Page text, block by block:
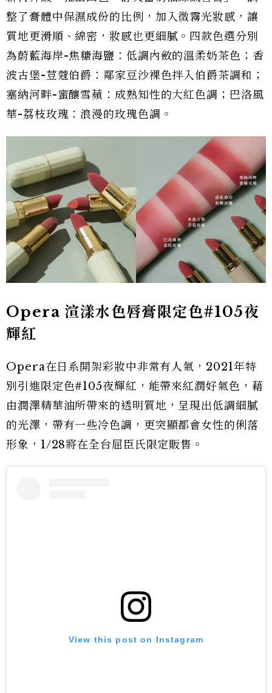
整了膏體中保濕成份的比例，加入微霧光妝感，讓
質地更滑順、綿密，妝感也更細膩。四款色選分別
為蔚藍海岸-焦糖海鹽：低調內斂的溫柔奶茶色；香
波古堡-荳蔻伯爵：鄰家豆沙裸色拌入伯爵茶調和；
塞納河畔-蜜釀雪蘋：成熟知性的大紅色調；巴洛風
華-荔枝玫瑰：浪漫的玫瑰色調。
Opera 渲漾水色唇膏限定色#105夜
輝紅
Opera在日系開架彩妝中非常有人氣，2021年特
別引進限定色#105夜輝紅，能帶來紅潤好氣色，藉
由潤澤精華油所帶來的透明質地，呈現出低調細膩
的光澤，帶有一些冷色調，更突顯都會女性的俐落
形象，1/28將在全台屈臣氏限定販售。
View this post on Instagram